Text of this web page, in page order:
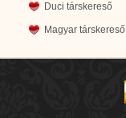
Duci társkereső
Magyar társkereső